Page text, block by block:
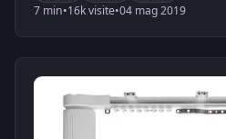
7 min•16k visite•04 mag 2019